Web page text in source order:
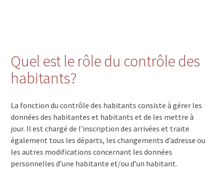
Quel est le rôle du contrôle des
habitants?
La fonction du contrôle des habitants consiste à gérer les
données des habitantes et habitants et de les mettre à
jour. Il est chargé de l’inscription des arrivées et traite
également tous les départs, les changements d’adresse ou
les autres modifications concernant les données
personnelles d’une habitante et/ou d’un habitant.